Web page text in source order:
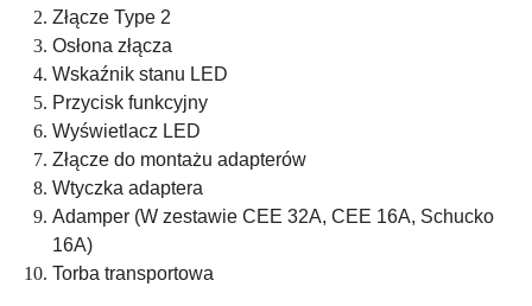
Złącze Type 2
Osłona złącza
Wskaźnik stanu LED
Przycisk funkcyjny
Wyświetlacz LED
Złącze do montażu adapterów
Wtyczka adaptera
Adamper (W zestawie CEE 32A, CEE 16A, Schucko
16A)
Torba transportowa